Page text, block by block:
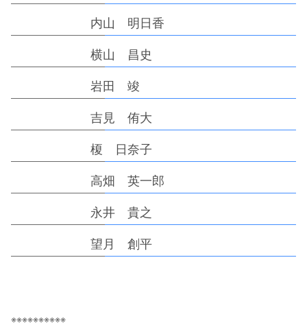
内山 明日香
横山 昌史
岩田 竣
吉見 侑大
榎 日奈子
高畑 英一郎
永井 貴之
望月 創平
※※※※※※※※※※